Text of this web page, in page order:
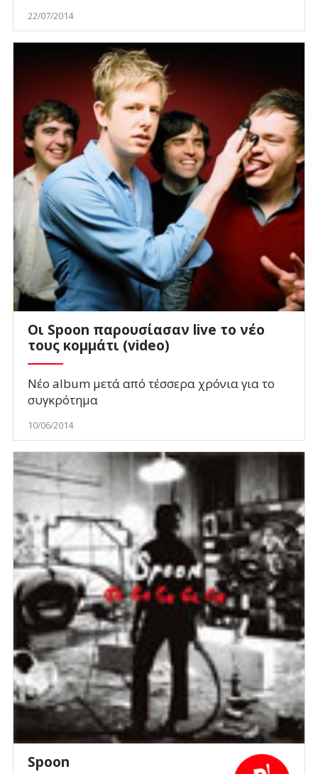
22/07/2014
Οι Spoon παρουσίασαν live το νέο
τους κομμάτι (video)
Νέο album μετά από τέσσερα χρόνια για το
συγκρότημα
10/06/2014
Spoon